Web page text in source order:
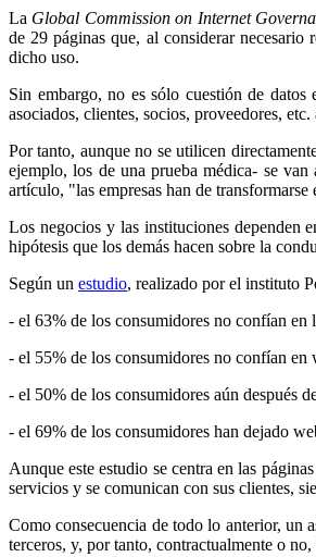
La Global Commission on Internet
de 29 páginas que, al considerar necesario
dicho uso.
Sin embargo, no es sólo cuestión de
asociados, clientes, socios, proveedores,
Por tanto, aunque no se utilicen
ejemplo, los de una prueba médica- se
artículo, "las empresas han de
Los negocios y las instituciones dependen
hipótesis que los demás hacen sobre la
Según un estudio, realizado por el instituto
- el 63% de los consumidores no confían en
- el 55% de los consumidores no confían en
- el 50% de los consumidores aún después
- el 69% de los consumidores han dejado
Aunque este estudio se centra en las
servicios y se comunican con sus clientes,
Como consecuencia de todo lo anterior, un
terceros, y, por tanto, contractualmente o